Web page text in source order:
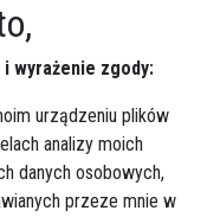
wyrażenie zgody:
urządzeniu plików
analizy moich
danych osobowych,
przeze mnie w